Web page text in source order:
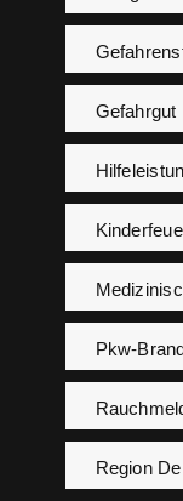
Gefahrgut
Pkw-
Region